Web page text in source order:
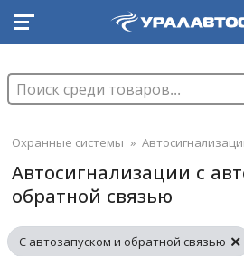
Охранные системы »
Автосигнализации с
обратной связью
С автозапуском и обратной связью